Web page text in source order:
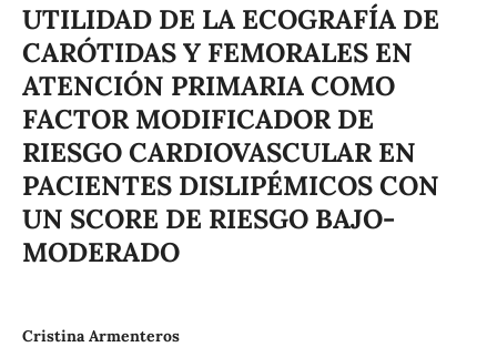
UTILIDAD DE LA ECOGRAFÍA DE
CARÓTIDAS Y FEMORALES EN
ATENCIÓN PRIMARIA COMO
FACTOR MODIFICADOR DE
RIESGO CARDIOVASCULAR EN
PACIENTES DISLIPÉMICOS CON
UN SCORE DE RIESGO BAJO-
MODERADO
Cristina Armenteros